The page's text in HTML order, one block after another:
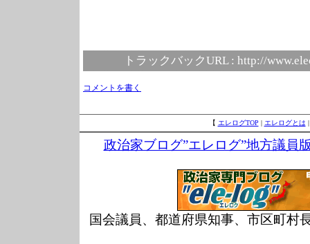
トラックバックURL : http://
コメントを書く
【 エレログTOP エレログとは
政治家ブログ”エレログ”地方議員
国会議員、都道府県知事、市区町村